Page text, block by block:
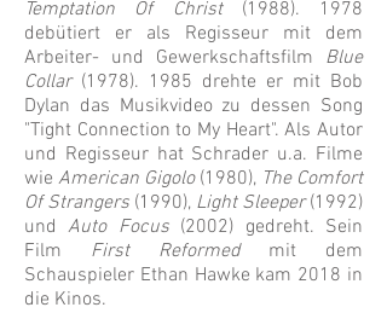
Temptation Of Christ
(1988). 1978
debütiert er als Regisseur mit dem
Arbeiter- und Gewerkschaftsfilm Blue
Collar (1978). 1985 drehte er mit Bob
Dylan das Musikvideo zu dessen Song
"Tight Connection to My Heart". Als Autor
und Regisseur hat Schrader u.a. Filme
wie American Gigolo(1980), The Comfort
Of Strangers (1990), Light Sleeper(1992)
undAuto Focus(2002) gedreht. Sein
Film First Reformedmit dem
Schauspieler Ethan Hawke kam 2018 in
die Kinos.